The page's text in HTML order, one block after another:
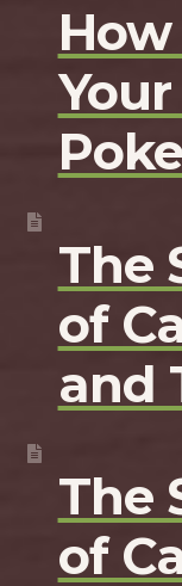
The
of
and
The
of